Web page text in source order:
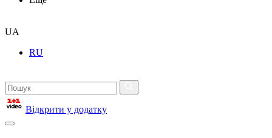
UA
RU
Відкрити у додатку